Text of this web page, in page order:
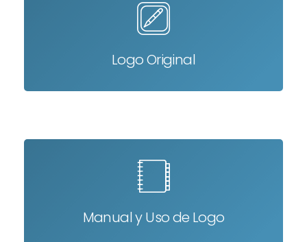
Logo Original
Manual y Uso de Logo